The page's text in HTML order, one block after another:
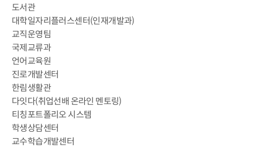
도서관
대학일자리플러스센터(인재개발과)
교직운영팀
국제교류과
언어교육원
진로개발센터
한림생활관
다잇다(취업선배 온라인 멘토링)
티칭포트폴리오 시스템
학생상담센터
교수학습개발센터